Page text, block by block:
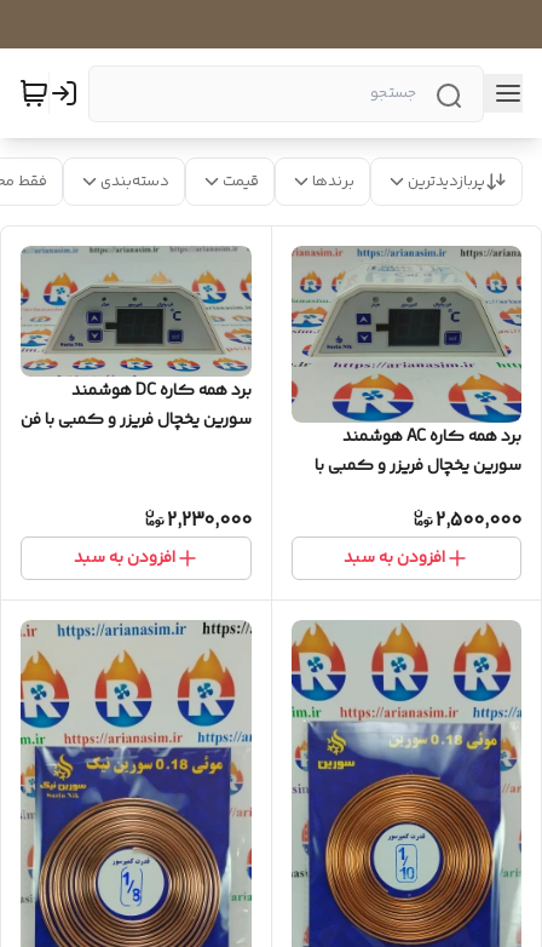
پربازدیدترین برندها قیمت دسته‌بندی فقط
برد همه کاره AC هوشمند
سورین یخچال فریزر و کمبی با
2,500,000
افزودن به سبد
برد همه کاره DC هوشمند
سورین یخچال فریزر و کمبی با فن
2,230,000
افزودن به سبد